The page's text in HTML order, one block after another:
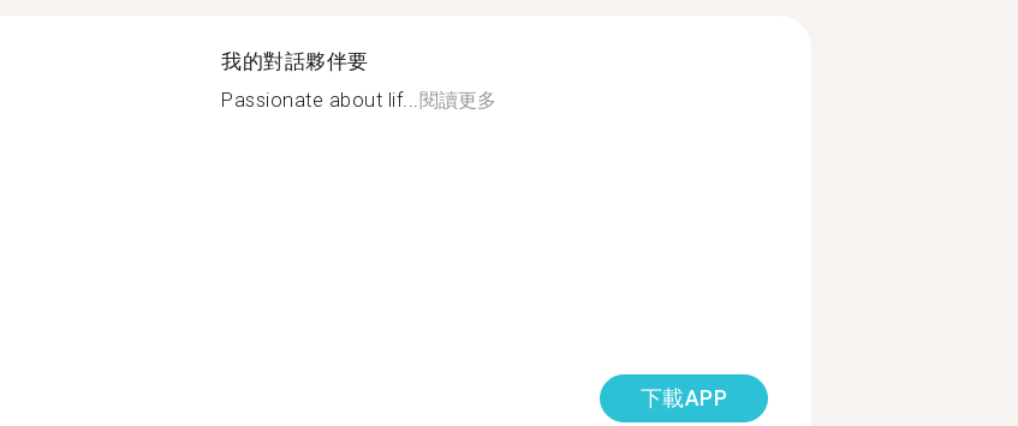
我的對話夥伴要
Passionate about lif...閱讀更多
下載APP